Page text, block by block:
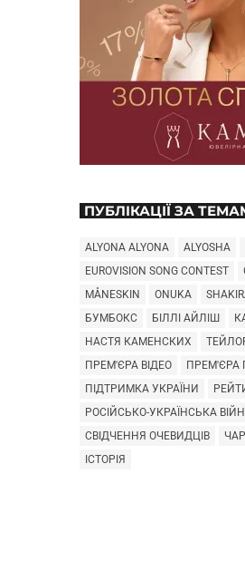
ПУБЛІКАЦІЇ ЗА
ALYONA ALYONA ALYOSHA
EUROVISION SONG CONTEST
MÅNESKIN
ONUKA
БУМБОКС
БІЛЛІ АЙЛІШ
НАСТЯ КАМЕНСКИХ
ПРЕМ'ЄРА ВІДЕО
ПРЕМ'ЄРА
ПІДТРИМКА УКРАЇНИ
РОСІЙСЬКО-УКРАЇНСЬКА
СВІДЧЕННЯ ОЧЕВИДЦІВ
ІСТОРІЯ